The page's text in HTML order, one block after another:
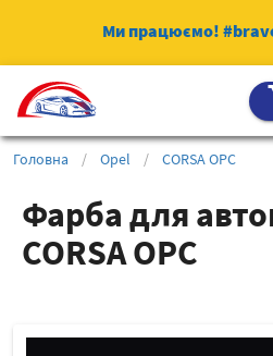
Ми працюємо!
Головна / Opel / CORSA OPC
Фарба для
CORSA OPC